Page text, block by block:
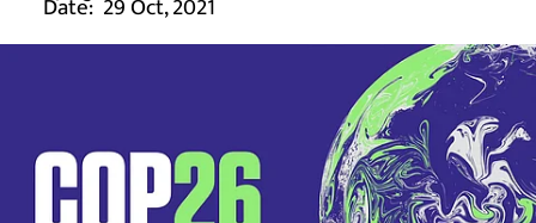
Date: 29 Oct, 2021